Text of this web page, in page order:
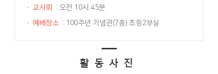
· 교사회
: 오전 10시 45분
· 예배장소 : 100주년 기념관(7층) 초등2부실
활동사진